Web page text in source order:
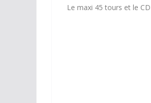
Le maxi 45 tours et le